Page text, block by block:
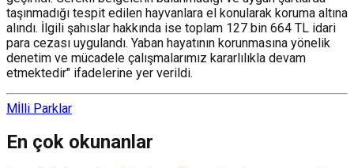
taşınmadığı tespit edilen hayvanlara el konularak koruma altına
alındı. İlgili şahıslar hakkında ise toplam 127 bin 664 TL idari
para cezası uygulandı. Yaban hayatının korunmasına yönelik
denetim ve mücadele çalışmalarımız kararlılıkla devam
etmektedir" ifadelerine yer verildi.
Mİlli Parklar
En çok okunanlar